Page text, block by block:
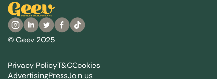
© Geev 2025
Privacy PolicyT&CCookies
AdvertisingPressJoin us